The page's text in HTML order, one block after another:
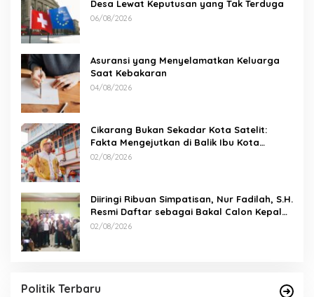
Desa Lewat Keputusan yang Tak Terduga
06/08/2026
Asuransi yang Menyelamatkan Keluarga
Saat Kebakaran
04/08/2026
Cikarang Bukan Sekadar Kota Satelit:
Fakta Mengejutkan di Balik Ibu Kota
Industri Jawa…
02/08/2026
Diiringi Ribuan Simpatisan, Nur Fadilah, S.H.
Resmi Daftar sebagai Bakal Calon Kepala
Desa Sumbersari
02/08/2026
Politik Terbaru